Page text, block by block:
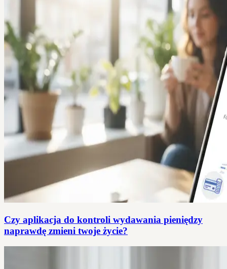
Czy aplikacja do kontroli wydawania pieniędzy
naprawdę zmieni twoje życie?